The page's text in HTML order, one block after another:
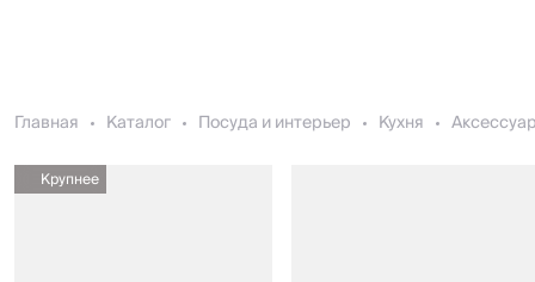
Главная Каталог Посуда и интерьер Кухня
Крупнее